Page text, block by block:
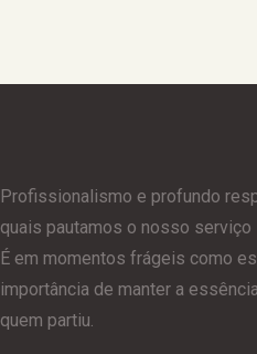
Profissionalismo e profundo
quais pautamos o nosso serviço
É em momentos frágeis como
importância de manter a
quem partiu.